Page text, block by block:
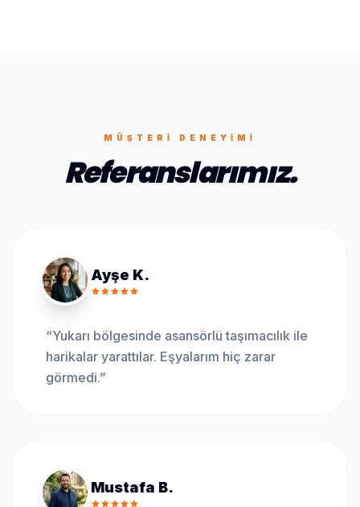
MÜŞTERI DENEYIMI
Referanslarımız.
Ayşe K.
“Yukarı bölgesinde asansörlü taşımacılık ile
harikalar yarattılar. Eşyalarım hiç zarar
görmedi.”
Mustafa B.